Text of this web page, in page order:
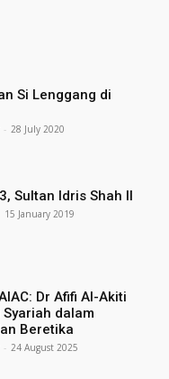
Si Lenggang di
- 28 July 2020
Sultan Idris Shah II
15 January 2019
Dr Afifi Al-Akiti
dalam
Beretika
- 24 August 2025